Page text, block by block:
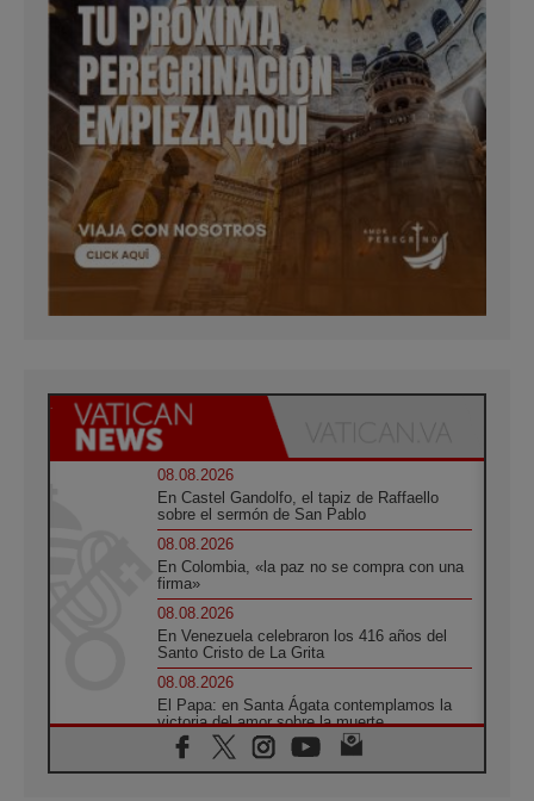
08.08.2026
En Castel Gandolfo, el tapiz de Raffaello
sobre el sermón de San Pablo
08.08.2026
En Colombia, «la paz no se compra con una
firma»
08.08.2026
En Venezuela celebraron los 416 años del
Santo Cristo de La Grita
08.08.2026
El Papa: en Santa Ágata contemplamos la
victoria del amor sobre la muerte
08.08.2026
León XIV visitará el Santuario de la Madre